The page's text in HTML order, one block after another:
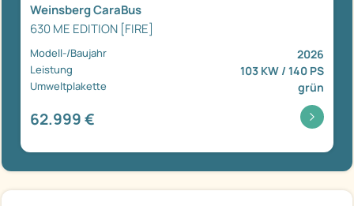
Weinsberg CaraBus
630 ME EDITION [FIRE]
Modell-/Baujahr 2026
Leistung 103 KW / 140 PS
Umweltplakette grün
62.999 €